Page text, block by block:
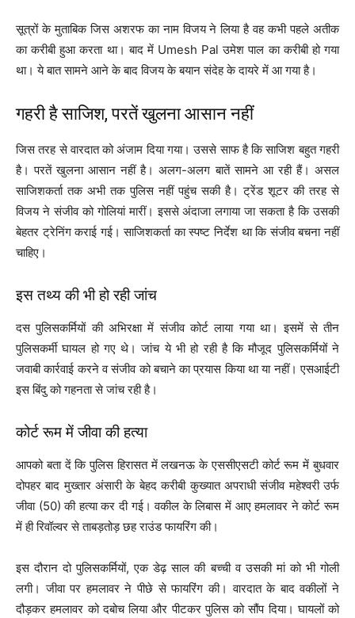
सूत्रों के मुताबिक जिस अशरफ का नाम विजय ने लिया है वह कभी पहले अतीक
का करीबी हुआ करता था। बाद में Umesh Pal उमेश पाल का करीबी हो गया
था। ये बात सामने आने के बाद विजय के बयान संदेह के दायरे में आ गया है।
गहरी है साजिश, परतें खुलना आसान नहीं
जिस तरह से वारदात को अंजाम दिया गया। उससे साफ है कि साजिश बहुत गहरी
है। परतें खुलना आसान नहीं है। अलग-अलग बातें सामने आ रही हैं। असल
साजिशकर्ता तक अभी तक पुलिस नहीं पहुंच सकी है। ट्रेंड शूटर की तरह से
विजय ने संजीव को गोलियां मारीं। इससे अंदाजा लगाया जा सकता है कि उसकी
बेहतर ट्रेनिंग कराई गई। साजिशकर्ता का स्पष्ट निर्देश था कि संजीव बचना नहीं
चाहिए।
इस तथ्य की भी हो रही जांच
दस पुलिसकर्मियों की अभिरक्षा में संजीव कोर्ट लाया गया था। इसमें से तीन
पुलिसकर्मी घायल हो गए थे। जांच ये भी हो रही है कि मौजूद पुलिसकर्मियों ने
जवाबी कार्रवाई करने व संजीव को बचाने का प्रयास किया था या नहीं। एसआईटी
इस बिंदु को गहनता से जांच रही है।
कोर्ट रूम में जीवा की हत्या
आपको बता दें कि पुलिस हिरासत में लखनऊ के एससीएसटी कोर्ट रूम में बुधवार
दोपहर बाद मुख्तार अंसारी के बेहद करीबी कुख्यात अपराधी संजीव महेश्वरी उर्फ
जीवा (50) की हत्या कर दी गई। वकील के लिबास में आए हमलावर ने कोर्ट रूम
में ही रिवॉल्वर से ताबड़तोड़ छह राउंड फायरिंग की।
इस दौरान दो पुलिसकर्मियों, एक डेढ़ साल की बच्ची व उसकी मां को भी गोली
लगी। जीवा पर हमलावर ने पीछे से फायरिंग की। वारदात के बाद वकीलों ने
दौड़कर हमलावर को दबोच लिया और पीटकर पुलिस को सौंप दिया। घायलों को